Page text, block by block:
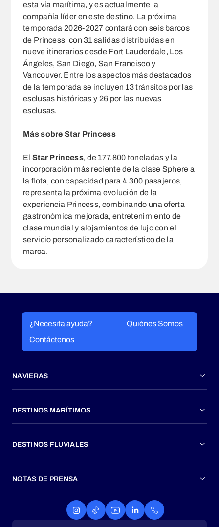
esta vía marítima, y es actualmente la
compañía líder en este destino. La próxima
temporada 2026-2027 contará con seis barcos
de Princess, con 31 salidas distribuidas en
nueve itinerarios desde Fort Lauderdale, Los
Ángeles, San Diego, San Francisco y
Vancouver. Entre los aspectos más destacados
de la temporada se incluyen 13 tránsitos por las
esclusas históricas y 26 por las nuevas
esclusas.
Más sobre Star Princess
El Star Princess, de 177.800 toneladas y la
incorporación más reciente de la clase Sphere a
la flota, con capacidad para 4.300 pasajeros,
representa la próxima evolución de la
experiencia Princess, combinando una oferta
gastronómica mejorada, entretenimiento de
clase mundial y alojamientos de lujo con el
servicio personalizado característico de la
marca.
¿Necesita ayuda?
Quiénes Somos
Contáctenos
NAVIERAS
DESTINOS MARÍTIMOS
DESTINOS FLUVIALES
NOTAS DE PRENSA